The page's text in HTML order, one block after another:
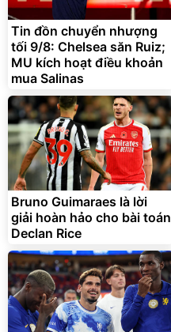
1.000.000
825.000đ
Flash Sale
Tin đồn chuyển nhượng
tối 9/8: Chelsea săn Ruiz;
MU kích hoạt điều khoản
mua Salinas
Bruno Guimaraes là lời
giải hoàn hảo cho bài toán
Declan Rice